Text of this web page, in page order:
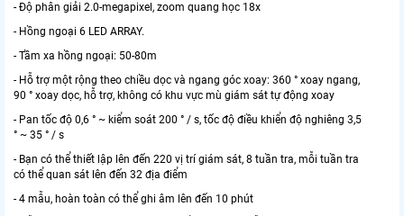
- Độ phân giải 2.0-megapixel, zoom quang học 18x
- Hồng ngoại 6 LED ARRAY.
- Tầm xa hồng ngoại: 50-80m
- Hỗ trợ một rộng theo chiều dọc và ngang góc xoay: 360 ° xoay ngang,
90 ° xoay dọc, hỗ trợ, không có khu vực mù giám sát tự động xoay
- Pan tốc độ 0,6 ° ~ kiểm soát 200 ° / s, tốc độ điều khiển độ nghiêng 3,5
° ~ 35 ° / s
- Bạn có thể thiết lập lên đến 220 vị trí giám sát, 8 tuần tra, mỗi tuần tra
có thể quan sát lên đến 32 địa điểm
- 4 mẫu, hoàn toàn có thể ghi âm lên đến 10 phút